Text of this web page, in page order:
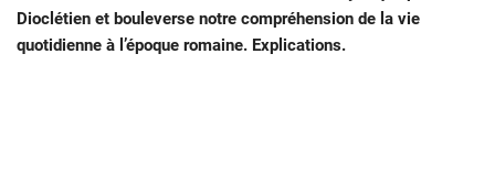
Dioclétien et bouleverse notre compréhension de la vie
quotidienne à l’époque romaine. Explications.